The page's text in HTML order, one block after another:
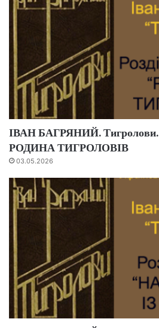
ІВАН БАГРЯНИЙ. Тигролови.
РОДИНА ТИГРОЛОВІВ
03.05.2026